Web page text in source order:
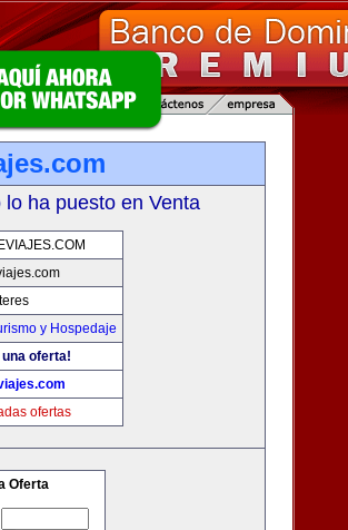
ha puesto en Venta
y Hospedaje
una oferta!
ofertas
Oferta